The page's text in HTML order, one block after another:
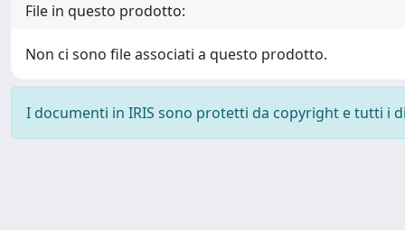
File in questo prodotto:
Non ci sono file associati a questo prodotto.
I documenti in IRIS sono protetti da copyright e tutti i